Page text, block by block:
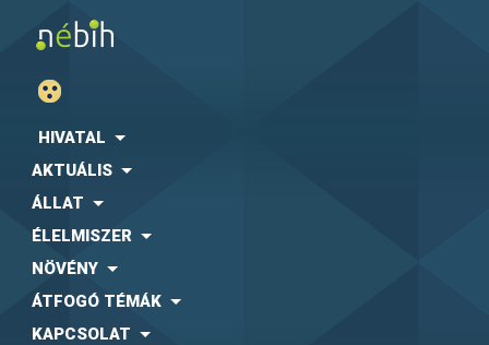
HIVATAL
AKTUÁLIS
ÁLLAT
ÉLELMISZER
NÖVÉNY
ÁTFOGÓ TÉMÁK
KAPCSOLAT